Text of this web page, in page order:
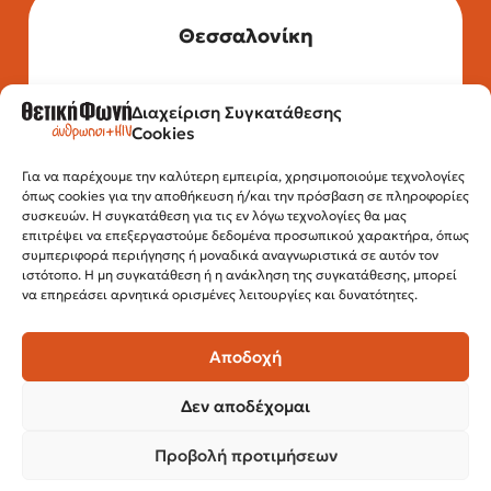
Διαχείριση Συγκατάθεσης
Cookies
Για να παρέχουμε την καλύτερη εμπειρία, χρησιμοποιούμε τεχνολογίες
όπως cookies για την αποθήκευση ή/και την πρόσβαση σε πληροφορίες
συσκευών. Η συγκατάθεση για τις εν λόγω τεχνολογίες θα μας
επιτρέψει να επεξεργαστούμε δεδομένα προσωπικού χαρακτήρα, όπως
συμπεριφορά περιήγησης ή μοναδικά αναγνωριστικά σε αυτόν τον
ιστότοπο. Η μη συγκατάθεση ή η ανάκληση της συγκατάθεσης, μπορεί
να επηρεάσει αρνητικά ορισμένες λειτουργίες και δυνατότητες.
Αποδοχή
Δεν αποδέχομαι
Προβολή προτιμήσεων
Θεσσαλονίκη
Τηλέφωνο: 2315 525 020
Fax: 210 32 15 644
Εγνατίας 112, 3ος όροφος, 54622,
Θεσσαλονίκη
Ώρες λειτουργίας:
Δευτέρα – Παρασκευή, 10:00 –14:00